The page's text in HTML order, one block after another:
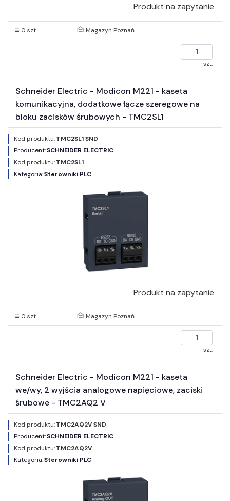
Produkt na zapytanie
0 szt. Magazyn Poznań
szt.
Schneider Electric - Modicon M221 - kaseta
komunikacyjna, dodatkowe łącze szeregowe na
bloku zacisków śrubowych - TMC2SL1
Kod produktu:TMC2SL1 SND
Producent:SCHNEIDER ELECTRIC
Kod produktu:TMC2SL1
Kategoria:Sterowniki PLC
Produkt na zapytanie
0 szt. Magazyn Poznań
szt.
Schneider Electric - Modicon M221 - kaseta
we/wy, 2 wyjścia analogowe napięciowe, zaciski
śrubowe - TMC2AQ2 V
Kod produktu:TMC2AQ2V SND
Producent:SCHNEIDER ELECTRIC
Kod produktu:TMC2AQ2V
Kategoria:Sterowniki PLC